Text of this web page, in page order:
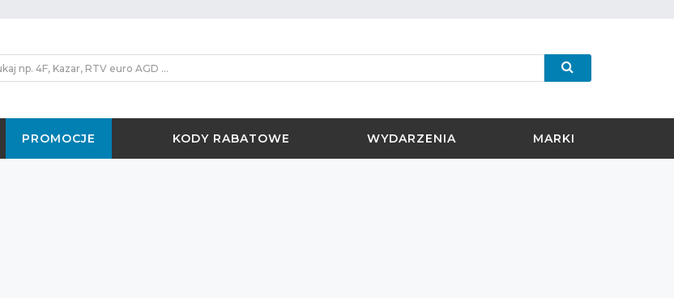
PROMOCJE KODY RABATOWE WYDARZENIA MARKI